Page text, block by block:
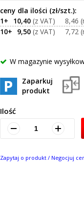
1+ 10,40
8,46
10+
9,50 7,72
W magazynie
Zaparkuj
produkt
Ilość
Zapytaj o produkt / Negocjuj